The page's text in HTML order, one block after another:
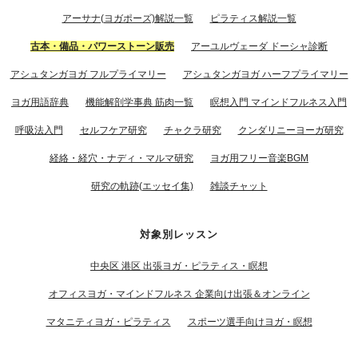
アーサナ(ヨガポーズ)解説一覧 ピラティス解説一覧
古本・備品・パワーストーン販売 アーユルヴェーダ ドーシャ診断
アシュタンガヨガ フルプライマリー アシュタンガヨガ ハーフプライマリー
ヨガ用語辞典 機能解剖学事典 筋肉一覧 瞑想入門 マインドフルネス入門
呼吸法入門 セルフケア研究 チャクラ研究 クンダリニーヨーガ研究
経絡・経穴・ナディ・マルマ研究 ヨガ用フリー音楽BGM
研究の軌跡(エッセイ集) 雑談チャット
対象別レッスン
中央区 港区 出張ヨガ・ピラティス・瞑想
オフィスヨガ・マインドフルネス 企業向け出張＆オンライン
マタニティヨガ・ピラティス スポーツ選手向けヨガ・瞑想